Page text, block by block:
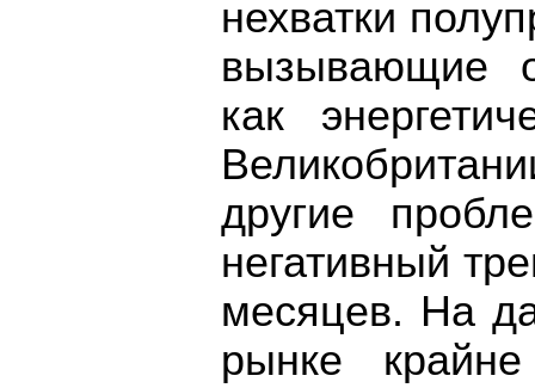
нехватки
вызывающие
как
другие
негативный
месяцев. На
рынке